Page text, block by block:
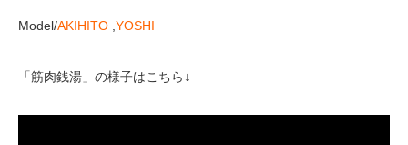
Model/AKIHITO YOSHI
「筋肉銭湯」の様子はこちら↓